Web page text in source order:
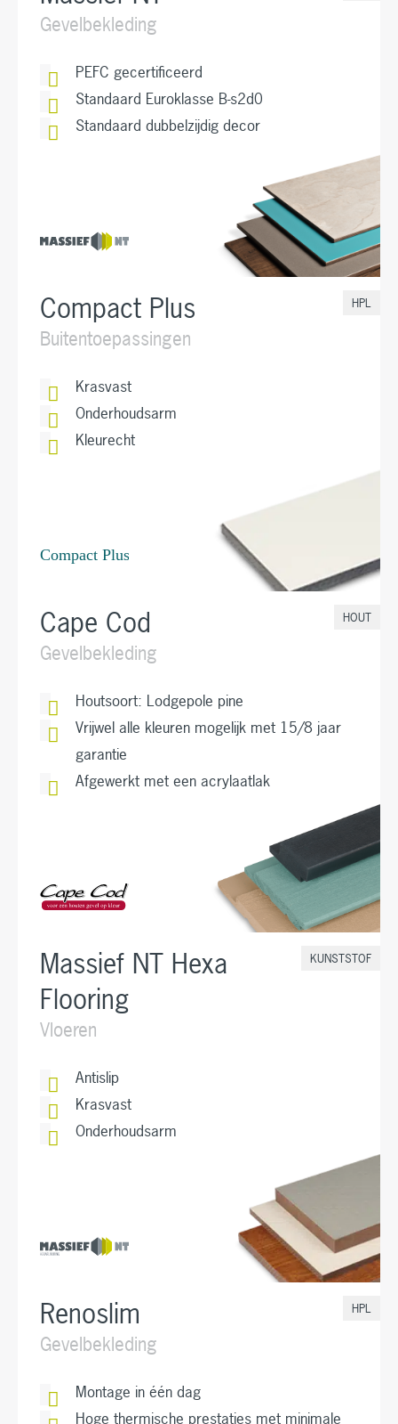
Gevelbekleding
PEFC gecertificeerd
Standaard Euroklasse B-s2d0
Standaard dubbelzijdig decor
Compact Plus
Buitentoepassingen
HPL
Krasvast
Onderhoudsarm
Kleurecht
Cape Cod
Gevelbekleding
HOUT
Houtsoort: Lodgepole pine
Vrijwel alle kleuren mogelijk met 15/8 jaar
garantie
Afgewerkt met een acrylaatlak
Massief NT Hexa
Flooring
Vloeren
KUNSTSTOF
Antislip
Krasvast
Onderhoudsarm
Renoslim
Gevelbekleding
HPL
Montage in één dag
Hoge thermische prestaties met minimale